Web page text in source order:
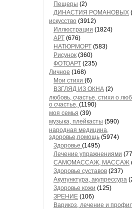
Пещеры (2)
ДИНАСТИЯ РОМАНОВЫХ
искусство (3912)
Иллюстрации (1824)
АРТ (676)
НАТЮРМОРТ (583)
Рисунок (360)
ФОТОАРТ (235)
Личное (168)
Мои стихи (6)
ВЗГЛЯД ИЗ ОКНА (2)
любовь, счастье, стихи о
о счастье, (1190)
моя семья (39)
музыка, плейкасты (590)
народная медицина,
здоровье,помощь (5974)
Здоровье (1495)
Лечение упражнениями
САМОМАССАЖ, МАССАЖ
Здоровье суставов (237)
Акупунктура, акупрессура
Здоровье кожи (125)
ЗРЕНИЕ (106)
Варикоз, лечение и